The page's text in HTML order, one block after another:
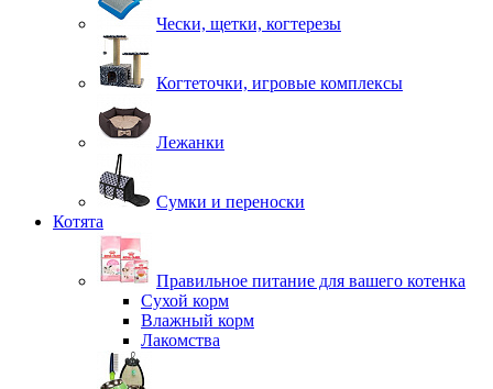
Чески, щетки, когтерезы
Когтеточки, игровые комплексы
Лежанки
Сумки и переноски
Котята
Правильное питание для вашего котенка
Сухой корм
Влажный корм
Лакомства